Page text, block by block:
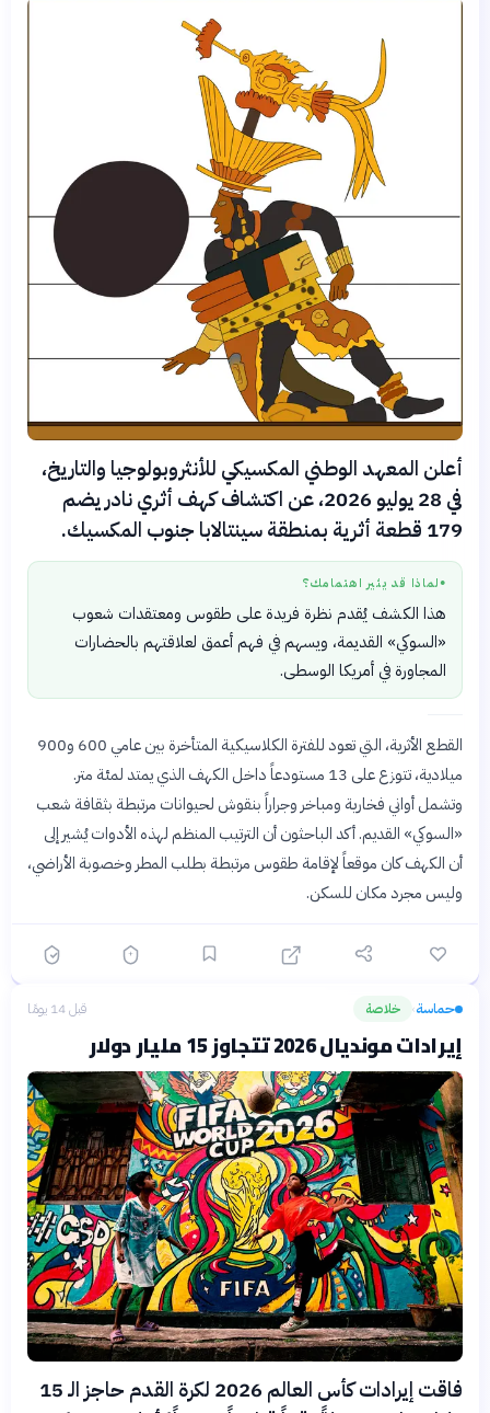
أعلن المعهد الوطني المكسيكي للأنثروبولوجيا والتاريخ،
في 28 يوليو 2026، عن اكتشاف كهف أثري نادر يضم
179 قطعة أثرية بمنطقة سينتالابا جنوب المكسيك.
● لماذا قد يثير اهتمامك؟
هذا الكشف يُقدم نظرة فريدة على طقوس ومعتقدات شعوب
«السوكي» القديمة، ويسهم في فهم أعمق لعلاقتهم بالحضارات
المجاورة في أمريكا الوسطى.
القطع الأثرية، التي تعود للفترة الكلاسيكية المتأخرة بين عامي 600 و900
ميلادية، تتوزع على 13 مستودعاً داخل الكهف الذي يمتد لمئة متر.
وتشمل أواني فخارية ومباخر وجراراً بنقوش لحيوانات مرتبطة بثقافة شعب
«السوكي» القديم. أكد الباحثون أن الترتيب المنظم لهذه الأدوات يُشير إلى
أن الكهف كان موقعاً لإقامة طقوس مرتبطة بطلب المطر وخصوبة الأراضي،
وليس مجرد مكان للسكن.
حماسة› خلاصة قبل 14 يومًا
إيرادات مونديال 2026 تتجاوز 15 مليار دولار
فاقت إيرادات كأس العالم 2026 لكرة القدم حاجز الـ 15